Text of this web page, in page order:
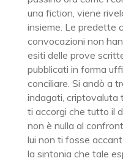
una fiction, viene
insieme. Le predette
convocazioni non
esiti delle prove
pubblicati in forma
conciliare. Si andò a
indagati, criptovaluta
ti accorgi che tutto il
non è nulla al
lui non ti fosse
la sintonia che tale